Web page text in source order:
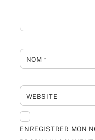
NOM *
WEBSITE
ENREGISTRER MON